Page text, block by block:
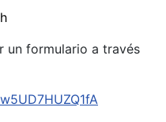
un formulario a través